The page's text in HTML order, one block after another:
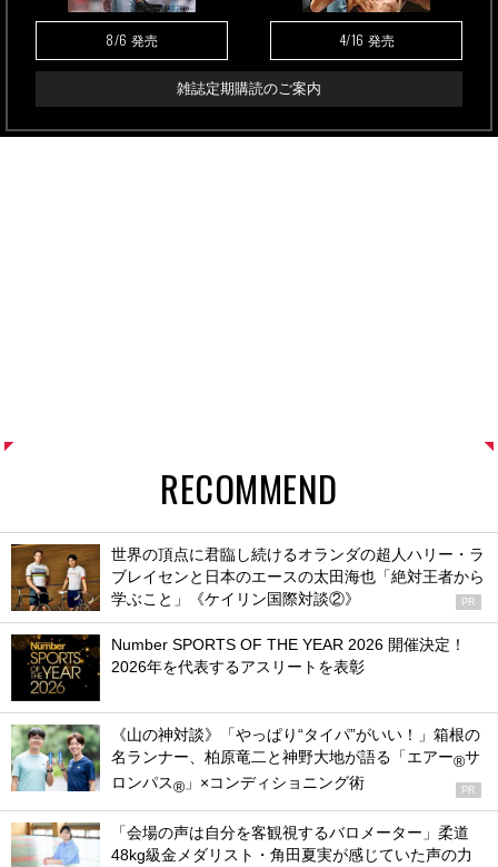
8/6 発売 4/16 発売
雑誌定期購読のご案内
RECOMMEND
世界の頂点に君臨し続けるオランダの超人ハリー・ラ
ブレイセンと日本のエースの太田海也「絶対王者から
学ぶこと」《ケイリン国際対談②》
PR
Number SPORTS OF THE YEAR 2026 開催決定！
2026年を代表するアスリートを表彰
《山の神対談》「やっぱり“タイパ”がいい！」箱根の
名ランナー、柏原竜二と神野大地が語る「エアー®サ
ロンパス® 」×コンディショニング術 PR
「会場の声は自分を客観視するバロメーター」柔道
48kg級金メダリスト・角田夏実が感じていた声の力